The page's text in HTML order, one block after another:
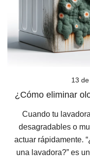
13
¿Cómo eliminar
Cuando tu
desagradables o
actuar rápidamente.
una lavadora?” es